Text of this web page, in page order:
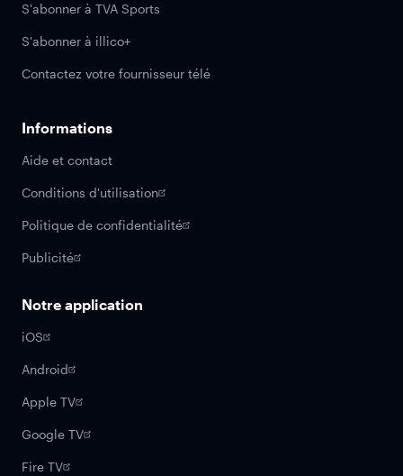
S'abonner à TVA Sports
S'abonner à illico+
Contactez votre fournisseur télé
Informations
Aide et contact
Conditions d'utilisation
Politique de confidentialité
Publicité
Notre application
iOS
Android
Apple TV
Google TV
Fire TV